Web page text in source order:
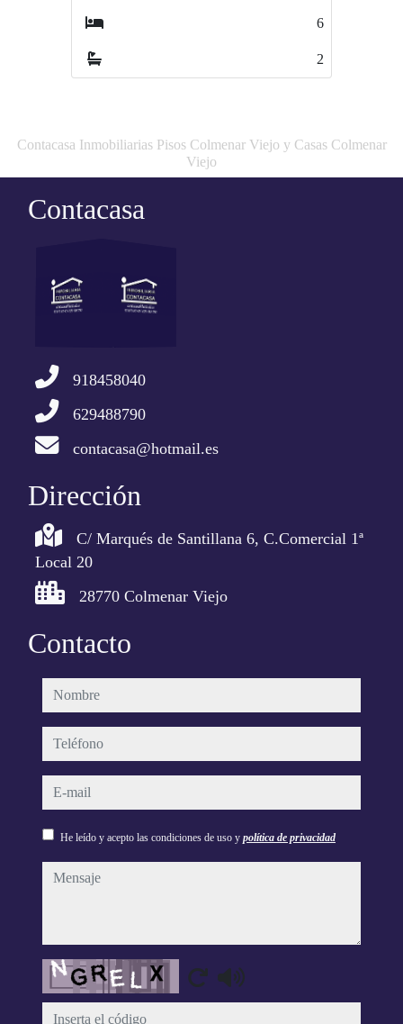
6
2
Contacasa Inmobiliarias Pisos Colmenar Viejo y Casas Colmenar
Viejo
Contacasa
918458040
629488790
contacasa@hotmail.es
Dirección
C/ Marqués de Santillana 6, C.Comercial 1ª
Local 20
28770 Colmenar Viejo
Contacto
nombre
teléfono
e-mail
He leído y acepto las condiciones de uso y política de privacidad
mensaje
Captcha